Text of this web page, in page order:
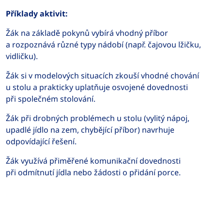
Příklady aktivit:
Žák na základě pokynů vybírá vhodný příbor
a rozpoznává různé typy nádobí (např. čajovou lžičku,
vidličku).
Žák si v modelových situacích zkouší vhodné chování
u stolu a prakticky uplatňuje osvojené dovednosti
při společném stolování.
Žák při drobných problémech u stolu (vylitý nápoj,
upadlé jídlo na zem, chybějící příbor) navrhuje
odpovídající řešení.
Žák využívá přiměřené komunikační dovednosti
při odmítnutí jídla nebo žádosti o přidání porce.